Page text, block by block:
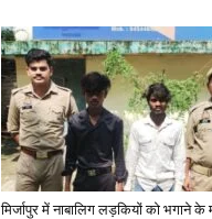
मिर्जापुर में नाबालिग लड़कियों को भगाने के